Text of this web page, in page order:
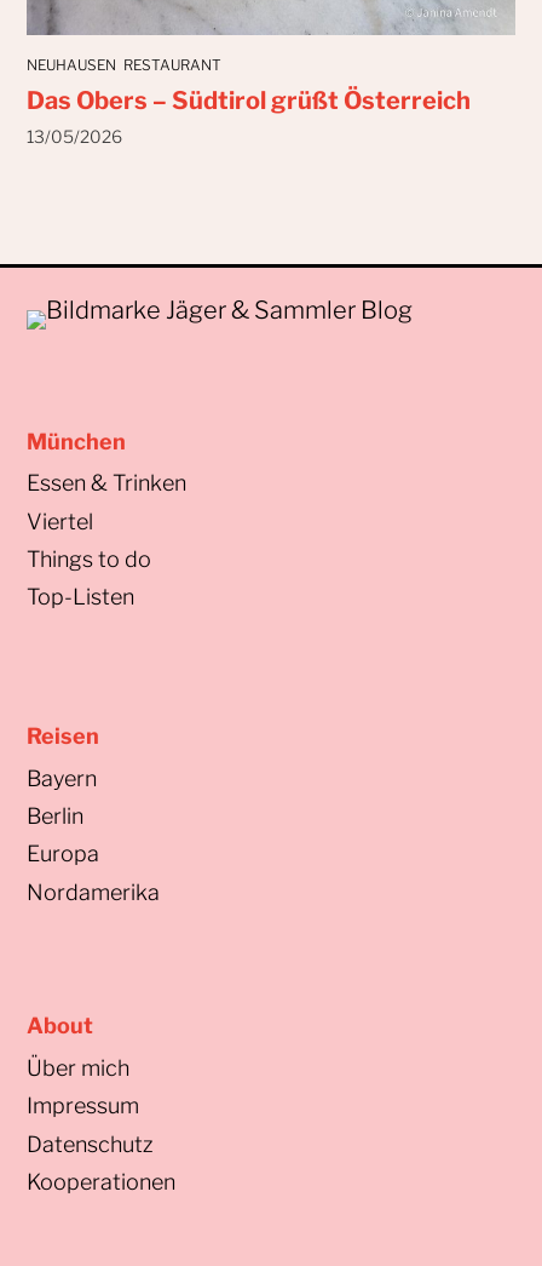
NEUHAUSEN RESTAURANT
Das Obers – Südtirol grüßt Österreich
13/05/2026
München
Essen & Trinken
Viertel
Things to do
Top-Listen
Reisen
Bayern
Berlin
Europa
Nordamerika
About
Über mich
Impressum
Datenschutz
Kooperationen